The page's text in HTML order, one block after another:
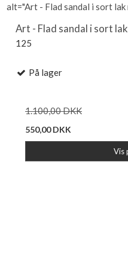
alt="Art - Flad sandal i sort lak
Art - Flad sandal i sort
125
På lager
1.100,00 DKK
550,00 DKK
Vis